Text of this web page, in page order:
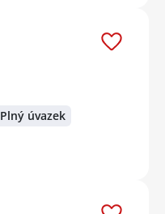
Plný úvazek